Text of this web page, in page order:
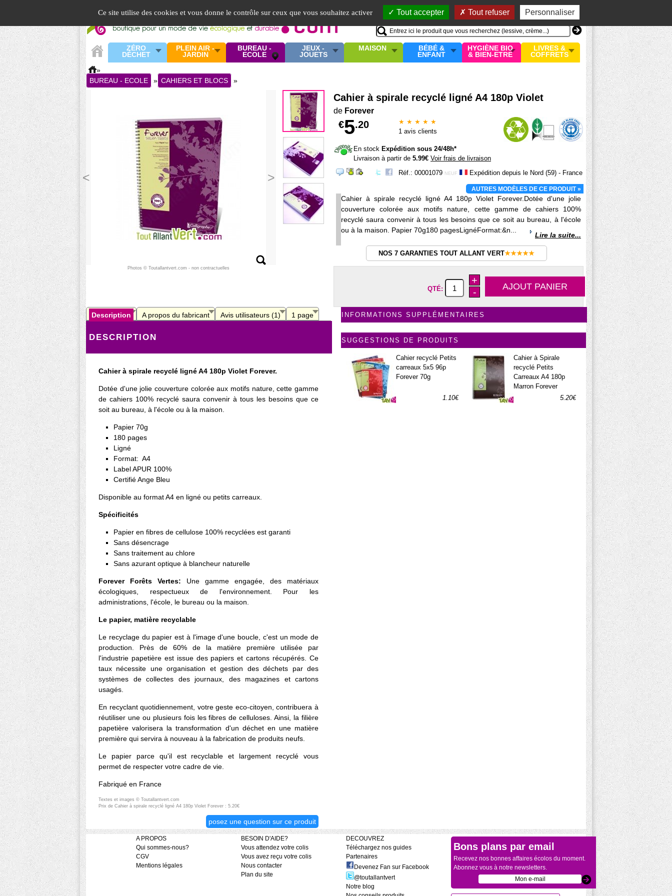
Ce site utilise des cookies et vous donne le contrôle sur ceux que vous souhaitez activer Tout accepter Tout refuser Personnaliser
Mon compte
MON PANIER
0 article
ZÉRO
DÉCHET
PLEIN AIR -
JARDIN
BUREAU -
ECOLE
JEUX -
JOUETS
MAISON
BÉBÉ &
ENFANT
HYGIÈNE BIO
& BIEN-ETRE
LIVRES &
COFFRETS
»
BUREAU - ECOLE
» CAHIERS ET BLOCS »
>
<
Photos © Toutallantvert.com - non contractuelles
Cahier à spirale recyclé ligné A4 180p Violet
de Forever
★ ★ ★ ★ ★
1 avis clients
€5.20
En stock Expédition sous 24/48h*
Livraison à partir de 5.99€ Voir frais de livraison
Réf.: 00001079 NEUF Expédition depuis le Nord (59) - France
AUTRES MODÈLES DE CE PRODUIT »
Cahier à spirale recyclé ligné A4 180p Violet Forever.Dotée d'une jolie
couverture colorée aux motifs nature, cette gamme de cahiers 100%
recyclé saura convenir à tous les besoins que ce soit au bureau, à l'école
ou à la maison. Papier 70g180 pagesLignéFormat:&n...
Lire la suite...
NOS 7 GARANTIES TOUT ALLANT VERT★★★★★
QTÉ:
+
-
INFORMATIONS SUPPLÉMENTAIRES
SUGGESTIONS DE PRODUITS
Cahier recyclé Petits
carreaux 5x5 96p
Forever 70g
1.10€
Cahier à Spirale
recyclé Petits
Carreaux A4 180p
Marron Forever
5.20€
Description A propos du fabricant Avis utilisateurs (1) 1 page
DESCRIPTION
Cahier à spirale recyclé ligné A4 180p Violet Forever.
Dotée d'une jolie couverture colorée aux motifs nature, cette gamme
de cahiers 100% recyclé saura convenir à tous les besoins que ce
soit au bureau, à l'école ou à la maison.
Papier 70g
180 pages
Ligné
Format: A4
Label APUR 100%
Certifié Ange Bleu
Disponible au format A4 en ligné ou petits carreaux.
Spécificités
Papier en fibres de cellulose 100% recyclées est garanti
Sans désencrage
Sans traitement au chlore
Sans azurant optique à blancheur naturelle
Forever Forêts Vertes: Une gamme engagée, des matériaux
écologiques, respectueux de l'environnement. Pour les
administrations, l'école, le bureau ou la maison.
Le papier, matière recyclable
Le recyclage du papier est à l'image d'une boucle, c'est un mode de
production. Près de 60% de la matière première utilisée par
l'industrie papetière est issue des papiers et cartons récupérés. Ce
taux nécessite une organisation et gestion des déchets par des
systèmes de collectes des journaux, des magazines et cartons
usagés.
En recyclant quotidiennement, votre geste eco-citoyen, contribuera à
réutiliser une ou plusieurs fois les fibres de celluloses. Ainsi, la filière
papetière valorisera la transformation d'un déchet en une matière
première qui servira à nouveau à la fabrication de produits neufs.
Le papier parce qu'il est recyclable et largement recyclé vous
permet de respecter votre cadre de vie.
Fabriqué en France
Textes et images © Toutallantvert.com
Prix de Cahier à spirale recyclé ligné A4 180p Violet Forever : 5.20€
posez une question sur ce produit
A PROPOS
Qui sommes-nous?
CGV
Mentions légales
BESOIN D'AIDE?
Vous attendez votre colis
Vous avez reçu votre colis
Nous contacter
Plan du site
DECOUVREZ
Téléchargez nos guides
Partenaires
Devenez Fan sur Facebook
@toutallantvert
Notre blog
Bons plans par email
Recevez nos bonnes affaires écolos du moment.
Abonnez vous à notre newsletters.